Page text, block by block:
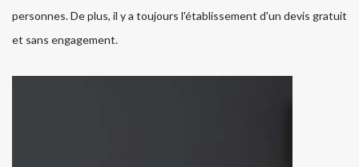
personnes. De plus, il y a toujours l'établissement d'un devis gratuit
et sans engagement.